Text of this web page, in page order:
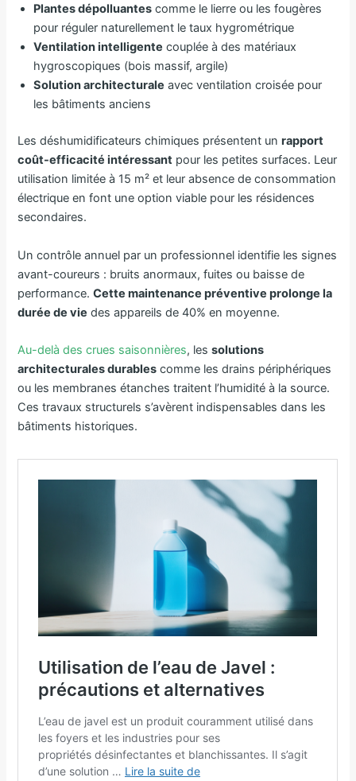
Plantes dépolluantes comme le lierre ou les fougères
pour réguler naturellement le taux hygrométrique
Ventilation intelligente couplée à des matériaux
hygroscopiques (bois massif, argile)
Solution architecturale avec ventilation croisée pour
les bâtiments anciens
Les déshumidificateurs chimiques présentent unrapport
coût-efficacité intéressant pour les petites surfaces. Leur
utilisation limitée à 15 m² et leur absence de consommation
électrique en font une option viable pour les résidences
secondaires.
Un contrôle annuel par un professionnel identifie les signes
avant-coureurs : bruits anormaux, fuites ou baisse de
performance.Cette maintenance préventive prolonge la
durée de vie des appareils de 40% en moyenne.
Au-delà des crues saisonnières, lessolutions
architecturales durables comme les drains périphériques
ou les membranes étanches traitent l’humidité à la source.
Ces travaux structurels s’avèrent indispensables dans les
bâtiments historiques.